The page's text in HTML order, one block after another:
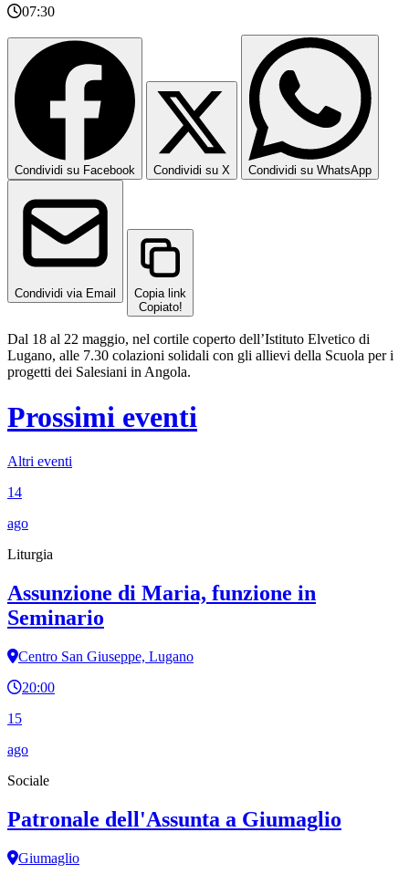
07:30
Condividi su Facebook Condividi su X Condividi su WhatsApp
Condividi via Email
Copia link
Copiato!
Dal 18 al 22 maggio, nel cortile coperto dell’Istituto Elvetico di
Lugano, alle 7.30 colazioni solidali con gli allievi della Scuola per i
progetti dei Salesiani in Angola.
Prossimi eventi
Altri eventi
14
ago
Liturgia
Assunzione di Maria, funzione in
Seminario
Centro San Giuseppe, Lugano
20:00
15
ago
Sociale
Patronale dell'Assunta a Giumaglio
Giumaglio